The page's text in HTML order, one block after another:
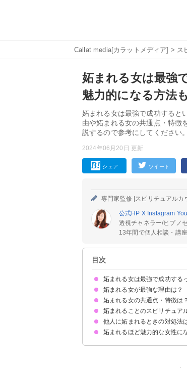
Callat media[カラットメディア] > ス
妬まれる女は最強
魅力的になる方法も
妬まれる女は最強で成功すると
由や妬まれる女の共通点・特徴
説するので参考にしてください。
2024年06月20日 更新
シェア ツイート
専門家監修 | スピリチュアルカ
公式HP X Instagram
透視チャネラー/ヒプノ
13年間で個人相談・講
目次
妬まれる女は最強で成功する
妬まれる女が最強な理由は？
魅力的であることの何よりの証
自信に満ち溢れていて行動的だか
自己肯定感が高く他者の評価に
マウントを取られにくいから
妬まれる女の共通点・特徴は？
①誰に対しても優しい
②美人で控えめ
③独自の個性がある
④頭の回転が早い
⑤金銭的な余裕がある
⑥異性から慕われている
⑦華やかなオーラがある
⑧苦労のない人生を送っている
⑨自分に対して自信がある
⑩他人から下に見られることが
⑪SNSが充実している
⑫人の悪口を言わない
⑬他人と群れずに行動する
⑭男性と女性で態度を変えない
⑮努力を惜しまない
妬まれることのスピリチュア
他人に妬まれるときの対処法
相手との距離を置く
妬まれていることを過度に気に
「魅力的な証拠」だと捉える
妬まれるほど魅力的な女性に